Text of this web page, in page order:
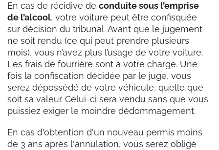
En cas de récidive de conduite sous l’emprise
de l’alcool, votre voiture peut être confisquée
sur décision du tribunal. Avant que le jugement
ne soit rendu (ce qui peut prendre plusieurs
mois), vous n’avez plus l’usage de votre voiture.
Les frais de fourrière sont à votre charge. Une
fois la confiscation décidée par le juge, vous
serez dépossédé de votre véhicule, quelle que
soit sa valeur. Celui-ci sera vendu sans que vous
puissiez exiger le moindre dédommagement.
En cas d'obtention d'un nouveau permis moins
de 3 ans après l'annulation, vous serez obligé